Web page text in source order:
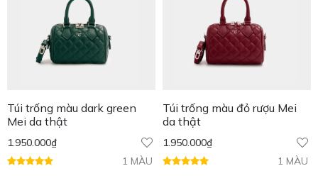
Túi trống màu dark green
Mei da thật
1.950.000₫
1 MÀU
Túi trống màu đỏ rượu Mei
da thật
1.950.000₫
1 MÀU